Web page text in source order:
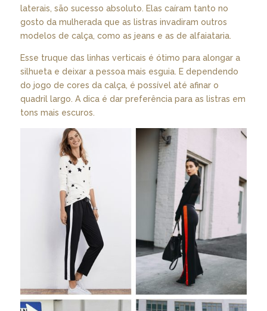
laterais, são sucesso absoluto. Elas caíram tanto no
gosto da mulherada que as listras invadiram outros
modelos de calça, como as jeans e as de alfaiataria.
Esse truque das linhas verticais é ótimo para alongar a
silhueta e deixar a pessoa mais esguia. E dependendo
do jogo de cores da calça, é possível até afinar o
quadril largo. A dica é dar preferência para as listras em
tons mais escuros.